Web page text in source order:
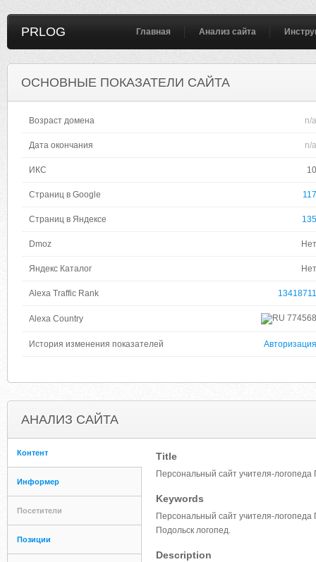
PRLOG Главная Анализ сайта
ОСНОВНЫЕ ПОКАЗАТЕЛИ САЙТА
Возраст домена n/a
Дата окончания n/a
ИКС 10
Страниц в Google 117
Страниц в Яндексе 135
Dmoz Нет
Яндекс Каталог Нет
Alexa Traffic Rank 13418711
Alexa Country 774568
История изменения показателей Авторизация
АНАЛИЗ САЙТА
Контент
Информер
Посетители
Позиции
Title
Персональный сайт учителя-
Keywords
Персональный сайт учителя-
Подольск логопед.
Description